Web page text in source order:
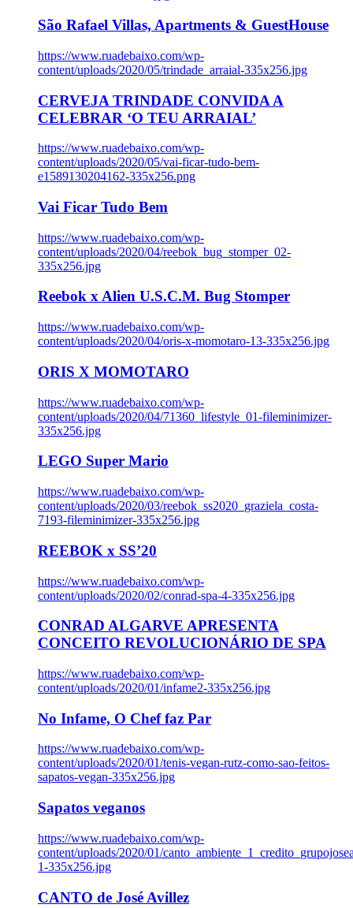
São Rafael Villas, Apartments & GuestHouse
https://www.ruadebaixo.com/wp-
content/uploads/2020/05/trindade_arraial-335x256.jpg
CERVEJA TRINDADE CONVIDA A
CELEBRAR ‘O TEU ARRAIAL’
https://www.ruadebaixo.com/wp-
content/uploads/2020/05/vai-ficar-tudo-bem-
e1589130204162-335x256.png
Vai Ficar Tudo Bem
https://www.ruadebaixo.com/wp-
content/uploads/2020/04/reebok_bug_stomper_02-
335x256.jpg
Reebok x Alien U.S.C.M. Bug Stomper
https://www.ruadebaixo.com/wp-
content/uploads/2020/04/oris-x-momotaro-13-335x256.jpg
ORIS X MOMOTARO
https://www.ruadebaixo.com/wp-
content/uploads/2020/04/71360_lifestyle_01-fileminimizer-
335x256.jpg
LEGO Super Mario
https://www.ruadebaixo.com/wp-
content/uploads/2020/03/reebok_ss2020_graziela_costa-
7193-fileminimizer-335x256.jpg
REEBOK x SS’20
https://www.ruadebaixo.com/wp-
content/uploads/2020/02/conrad-spa-4-335x256.jpg
CONRAD ALGARVE APRESENTA
CONCEITO REVOLUCIONÁRIO DE SPA
https://www.ruadebaixo.com/wp-
content/uploads/2020/01/infame2-335x256.jpg
No Infame, O Chef faz Par
https://www.ruadebaixo.com/wp-
content/uploads/2020/01/tenis-vegan-rutz-como-sao-feitos-
sapatos-vegan-335x256.jpg
Sapatos veganos
https://www.ruadebaixo.com/wp-
content/uploads/2020/01/
1-335x256.jpg
CANTO de José Avillez